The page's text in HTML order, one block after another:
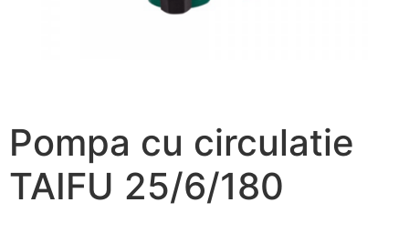
Pompa cu circulatie
TAIFU 25/6/180